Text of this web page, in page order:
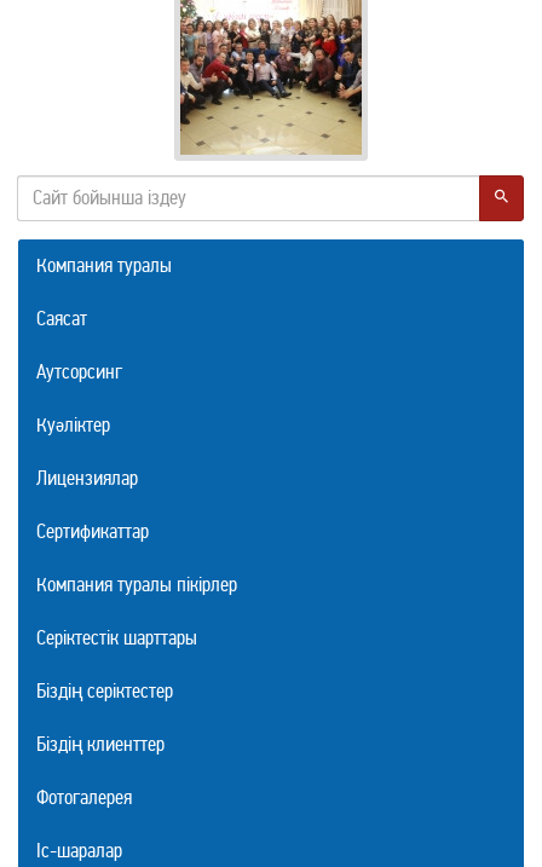
Компания туралы
Саясат
Аутсорсинг
Куәліктер
Лицензиялар
Сертификаттар
Компания туралы пікірлер
Серіктестік шарттары
Біздің серіктестер
Біздің клиенттер
Фотогалерея
Іс-шаралар